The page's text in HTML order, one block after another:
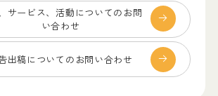
サービス、 活動についてのお問
い合わせ
出稿についての お問い合わせ